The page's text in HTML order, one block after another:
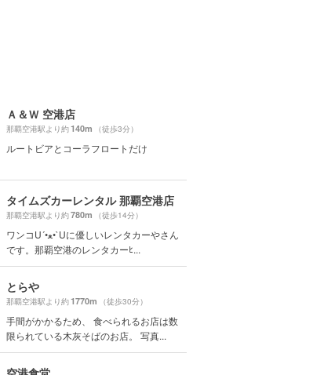
Ａ＆Ｗ 空港店
那覇空港駅より約140m （徒歩3分）
ルートビアとコーラフロートだけ
タイムズカーレンタル 那覇空港店
那覇空港駅より約780m （徒歩14分）
ワンコU´•ﻌ•`Uに優しいレンタカーやさん
です。那覇空港のレンタカーﾋ...
とらや
那覇空港駅より約1770m （徒歩30分）
手間がかかるため、 食べられるお店は数
限られている木灰そばのお店。 写真...